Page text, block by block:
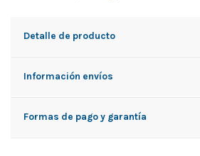
Detalle de producto
Información envíos
Formas de pago y garantía